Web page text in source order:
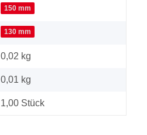
150 mm
130 mm
0,02 kg
0,01 kg
1,00 Stück